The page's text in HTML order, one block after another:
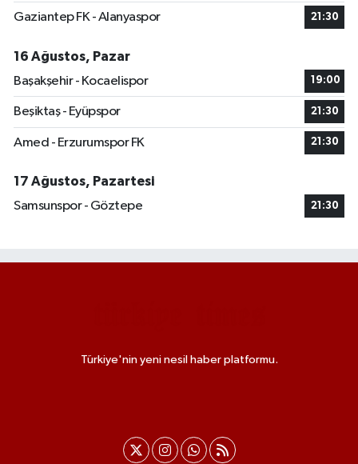
Gaziantep FK - Alanyaspor 21:30
16 Ağustos, Pazar
Başakşehir - Kocaelispor
19:00
Beşiktaş - Eyüpspor 21:30
Amed - Erzurumspor FK 21:30
17 Ağustos, Pazartesi
Samsunspor - Göztepe
21:30
Türkiye'nin yeni nesil haber platformu.